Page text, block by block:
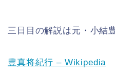
三日目の解説は元・小結
豊真将紀行 – Wikipedia